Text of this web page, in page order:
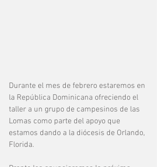
Durante el mes de febrero estaremos en
la República Dominicana ofreciendo el
taller a un grupo de campesinos de las
Lomas como parte del apoyo que
estamos dando a la diócesis de Orlando,
Florida.